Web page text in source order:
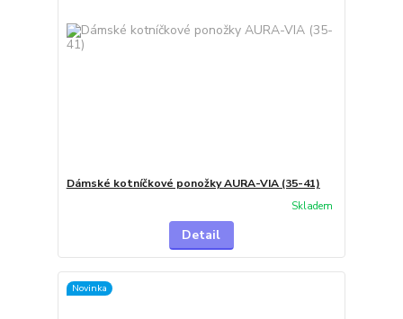
Dámské kotníčkové ponožky AURA-VIA (35-41)
Skladem
Detail
Novinka